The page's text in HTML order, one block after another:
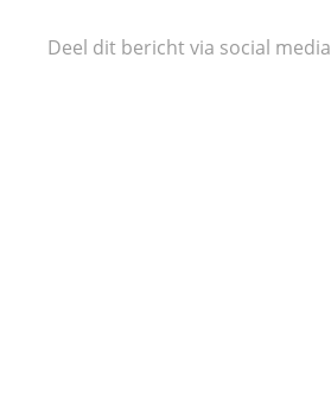
Deel dit bericht via social media